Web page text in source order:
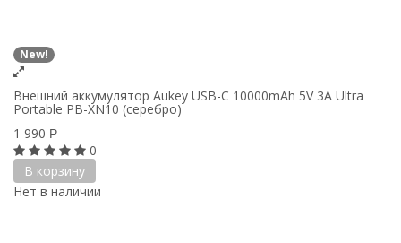
New!
Внешний аккумулятор Aukey USB-C 10000mAh 5V 3A Ultra
Portable PB-XN10 (cеребро)
1 990 Р
0
В корзину
Нет в наличии